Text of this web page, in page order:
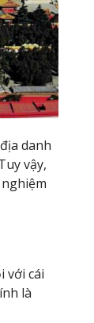
danh
vậy,
với cái
là